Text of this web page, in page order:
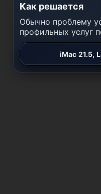
Как решается
Обычно проблему
профильных услуг
iMac 21.5,